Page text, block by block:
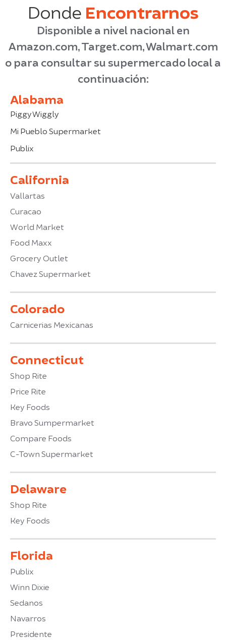
Donde Encontrarnos
Disponible a nivel nacional en
Amazon.com, Target.com, Walmart.com
o para consultar su supermercado local a
continuación:
Alabama
Piggy Wiggly
Mi Pueblo Supermarket
Publix
California
Vallartas
Curacao
World Market
Food Maxx
Grocery Outlet
Chavez Supermarket
Colorado
Carnicerias Mexicanas
Connecticut
Shop Rite
Price Rite
Key Foods
Bravo Sumpermarket
Compare Foods
C-Town Supermarket
Delaware
Shop Rite
Key Foods
Florida
Publix
Winn Dixie
Sedanos
Navarros
Presidente